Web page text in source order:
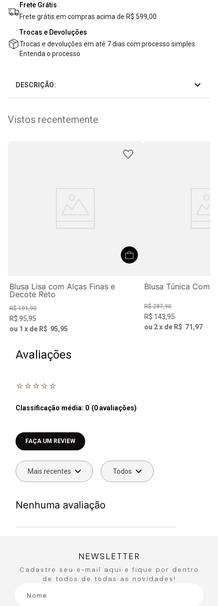
Frete Grátis
Frete grátis em compras acima de R$ 599,00
Trocas e Devoluções
Trocas e devoluções em até 7 dias com processo simples.
Entenda o processo
DESCRIÇÃO:
Vistos recentemente
Blusa Lisa com Alças Finas e
Decote Reto
R$ 191,90
R$ 95,95
ou 1 x de R$ 95,95
Blusa Túnica Com
R$ 287,90
R$ 143,95
ou 2x de R$ 71,97
Avaliações
☆ ☆ ☆ ☆ ☆
Classificação média: 0 (0 avaliações)
Faça login para escrever uma avaliação.
Mais recentes Todos
Nenhuma avaliação
NEWSLETTER
Cadastre seu e-mail aqui e fique por dentro
de todos de todas as novidades!